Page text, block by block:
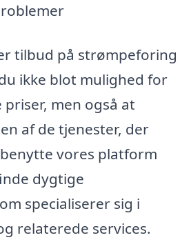
tilbud på strømpeforing
ikke blot mulighed for
men også at
af de tjenester, der
vores platform
dygtige
specialiserer sig i
relaterede services.